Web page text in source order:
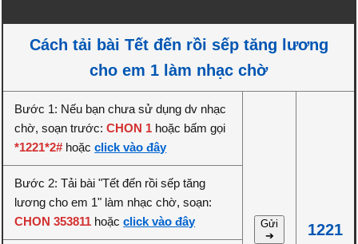
Cách tải bài Tết đến rồi sếp tăng lương
cho em 1 làm nhạc chờ
Bước 1: Nếu bạn chưa sử dụng dv nhạc
chờ, soạn trước:CHON 1 hoặc bấm gọi
*1221*2# hoặcclick vào đây
Gửi
➔
1221
Bước 2: Tải bài "Tết đến rồi sếp tăng
lương cho em 1" làm nhạc chờ, soạn:
CHON 353811 hoặcclick vào đây